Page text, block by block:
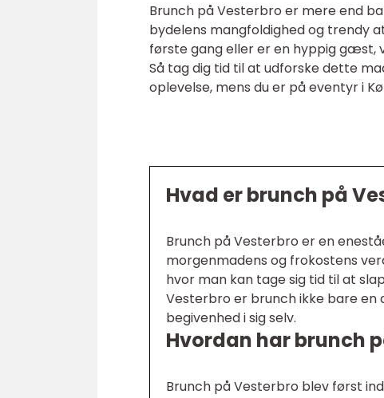
Brunch på Vesterbro er mere end
bydelens mangfoldighed og trendy
første gang eller er en hyppig gæst,
Så tag dig tid til at udforske dette
oplevelse, mens du er på eventyr i
Hvad er brunch på
Brunch på Vesterbro er en
morgenmadens og frokostens
hvor man kan tage sig tid til at
Vesterbro er brunch ikke bare
begivenhed i sig selv.
Hvordan har brunch
Brunch på Vesterbro blev først